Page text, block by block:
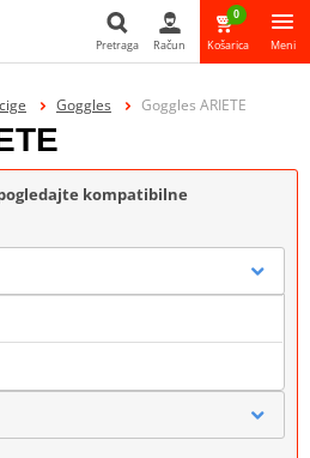
Pretraga
Pretraga Račun
0
Košarica Meni
Goggles Goggles ARIETE
kompatibilne